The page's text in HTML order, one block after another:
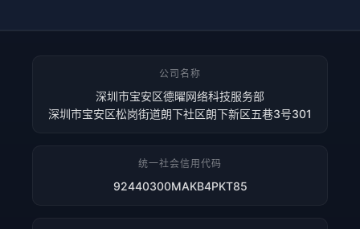
公司名称
深圳市宝安区德曜网络科技服务部
深圳市宝安区松岗街道朗下社区朗下新区五巷3号301
统一社会信用代码
92440300MAKB4PKT85